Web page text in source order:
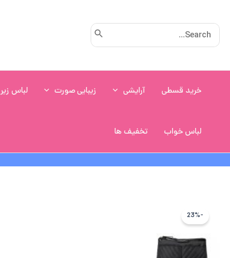
Search
for:
خرید قسطی آرایشی زیبایی صورت لباس زیر
لباس خواب تخفیف ها
-23%